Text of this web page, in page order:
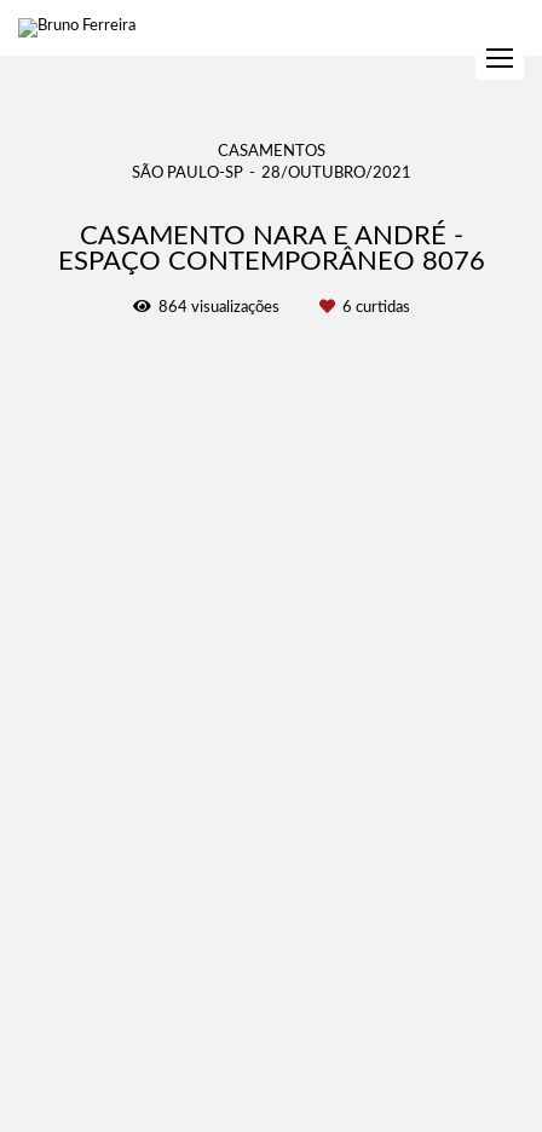
CASAMENTOS
SÃO PAULO-SP
28/OUTUBRO/2021
CASAMENTO NARA E ANDRÉ -
ESPAÇO CONTEMPORÂNEO 8076
864visualizações 6 curtidas